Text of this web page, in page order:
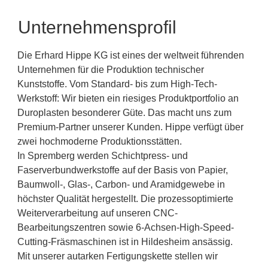
Unternehmensprofil
Die Erhard Hippe KG ist eines der weltweit führenden
Unternehmen für die Produktion technischer
Kunststoffe. Vom Standard- bis zum High-Tech-
Werkstoff: Wir bieten ein riesiges Produktportfolio an
Duroplasten besonderer Güte. Das macht uns zum
Premium-Partner unserer Kunden. Hippe verfügt über
zwei hochmoderne Produktionsstätten.
In Spremberg werden Schichtpress- und
Faserverbundwerkstoffe auf der Basis von Papier,
Baumwoll-, Glas-, Carbon- und Aramidgewebe in
höchster Qualität hergestellt. Die prozessoptimierte
Weiterverarbeitung auf unseren CNC-
Bearbeitungszentren sowie 6-Achsen-High-Speed-
Cutting-Fräsmaschinen ist in Hildesheim ansässig.
Mit unserer autarken Fertigungskette stellen wir